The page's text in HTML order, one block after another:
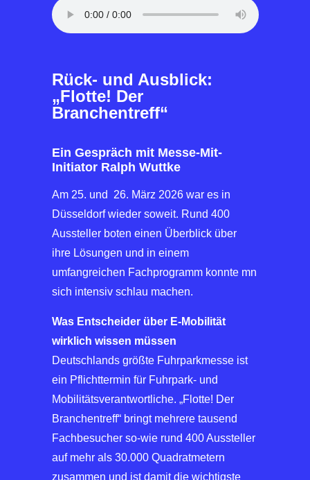
Rück- und Ausblick:
„Flotte! Der
Branchentreff“
Ein Gespräch mit Messe-Mit-
Initiator Ralph Wuttke
Am 25. und 26. März 2026 war es in
Düsseldorf wieder soweit. Rund 400
Aussteller boten einen Überblick über
ihre Lösungen und in einem
umfangreichen Fachprogramm konnte mn
sich intensiv schlau machen.
Was Entscheider über E-Mobilität
wirklich wissen müssen
Deutschlands größte Fuhrparkmesse ist
ein Pflichttermin für Fuhrpark- und
Mobilitätsverantwortliche. „Flotte! Der
Branchentreff“ bringt mehrere tausend
Fachbesucher so-wie rund 400 Aussteller
auf mehr als 30.000 Quadratmetern
zusammen und ist damit die wichtigste